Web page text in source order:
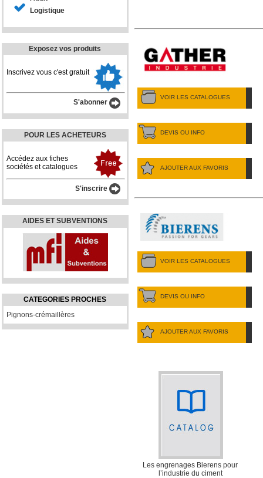
Logistique
Exposez vos produits
Inscrivez vous c'est gratuit
S'abonner
POUR LES ACHETEURS
Accédez aux fiches
sociétés et catalogues
S'inscrire
AIDES ET SUBVENTIONS
CATEGORIES PROCHES
Pignons-crémaillères
VOIR LES CATALOGUES
DEVIS OU INFO
AJOUTER AUX FAVORIS
VOIR LES CATALOGUES
DEVIS OU INFO
AJOUTER AUX FAVORIS
Les engrenages Bierens pour
l’industrie du ciment